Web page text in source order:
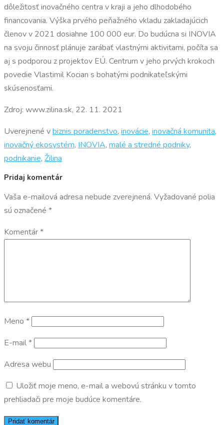
dôležitosť inovačného centra v kraji a jeho dlhodobého
financovania. Výška prvého peňažného vkladu zakladajúcich
členov v 2021 dosiahne 100 000 eur. Do budúcna si INOVIA
na svoju činnosť plánuje zarábať vlastnými aktivitami, počíta sa
aj s podporou z projektov EÚ. Centrum v jeho prvých krokoch
povedie Vlastimil Kocian s bohatými podnikateľskými
skúsenosťami.
Zdroj: www.zilina.sk, 22. 11. 2021
Uverejnené vbiznis poradenstvo, inovácie, inovačná komunita,
inovačný ekosystém, INOVIA, malé a stredné podniky,
podnikanie, Žilina
Pridaj komentár
Vaša e-mailová adresa nebude zverejnená. Vyžadované polia
sú označené *
Komentár*
Meno *
E-mail*
Adresa webu
Uložiť moje meno, e-mail a webovú stránku v tomto
prehliadači pre moje budúce komentáre.